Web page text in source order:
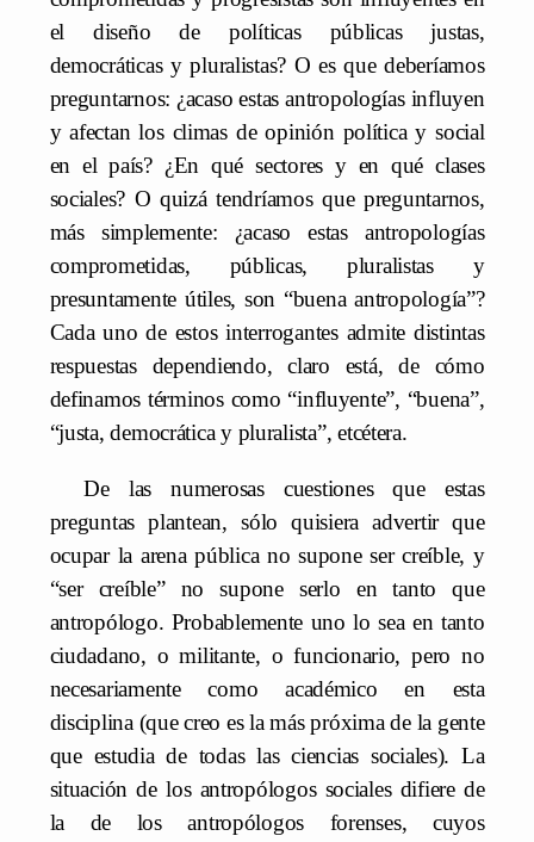
el diseño de políticas públicas justas,
democráticas y pluralistas? O es que deberíamos
preguntarnos: ¿acaso estas antropologías influyen
y afectan los climas de opinión política y social
en el país? ¿En qué sectores y en qué clases
sociales? O quizá tendríamos que preguntarnos,
más simplemente: ¿acaso estas antropologías
comprometidas, públicas, pluralistas y
presuntamente útiles, son “buena antropología”?
Cada uno de estos interrogantes admite distintas
respuestas dependiendo, claro está, de cómo
definamos términos como “influyente”, “buena”,
“justa, democrática y pluralista”, etcétera.
De las numerosas cuestiones que estas
preguntas plantean, sólo quisiera advertir que
ocupar la arena pública no supone ser creíble, y
“ser creíble” no supone serlo en tanto que
antropólogo. Probablemente uno lo sea en tanto
ciudadano, o militante, o funcionario, pero no
necesariamente como académico en esta
disciplina (que creo es la más próxima de la gente
que estudia de todas las ciencias sociales). La
situación de los antropólogos sociales difiere de
la de los antropólogos forenses, cuyos